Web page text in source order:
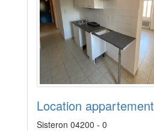
Location appartement
Sisteron 04200 - 0